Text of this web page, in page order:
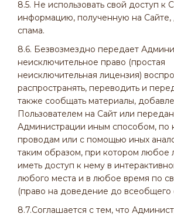
8.5. Не использовать свой доступ к
информацию, полученную на Сайте,
спама.
8.6. Безвозмездно передает
неисключительное право (простая
неисключительная лицензия)
распространять, переводить и
также сообщать материалы,
Пользователем на Сайт или
Администрации иным способом, по
проводам или с помощью иных
таким образом, при котором любое
иметь доступ к нему в
любого места и в любое время по
(право на доведение до всеобщего
8.7.Соглашается с тем, что